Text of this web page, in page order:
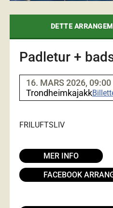
DETTE
Padletur +
16. MARS 2026, 09:00
Trondheimkajakk
FRILUFTSLIV
MER INFO
FACEBOOK